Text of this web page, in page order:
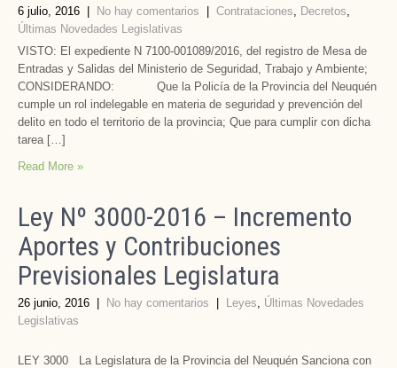
6 julio, 2016 No hay comentarios Contrataciones, Decretos,
Últimas Novedades Legislativas
VISTO: El expediente N 7100-001089/2016, del registro de Mesa de
Entradas y Salidas del Ministerio de Seguridad, Trabajo y Ambiente;
CONSIDERANDO: Que la Policía de la Provincia del Neuquén
cumple un rol indelegable en materia de seguridad y prevención del
delito en todo el territorio de la provincia; Que para cumplir con dicha
tarea […]
Read More »
Ley Nº 3000-2016 – Incremento
Aportes y Contribuciones
Previsionales Legislatura
26 junio, 2016 No hay comentarios Leyes, Últimas Novedades
Legislativas
LEY 3000 La Legislatura de la Provincia del Neuquén Sanciona con